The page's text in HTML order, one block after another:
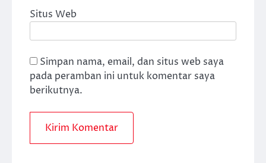
Situs Web
Simpan nama, email, dan situs web saya
pada peramban ini untuk komentar saya
berikutnya.